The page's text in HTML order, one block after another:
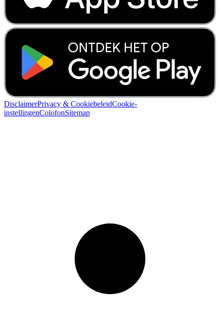
DisclaimerPrivacy & CookiebeleidCookie-
instellingenColofonSitemap